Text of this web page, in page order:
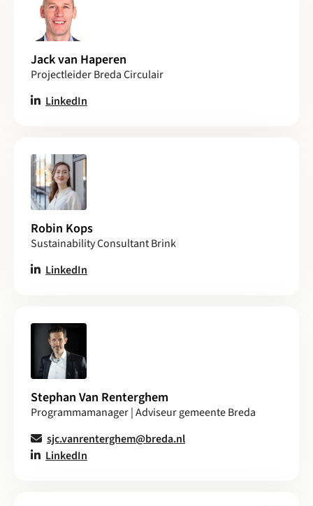
Jack van Haperen
Projectleider Breda Circulair
LinkedIn
Robin Kops
Sustainability Consultant Brink
LinkedIn
Stephan Van Renterghem
Programmamanager | Adviseur gemeente Breda
sjc.vanrenterghem@breda.nl
LinkedIn